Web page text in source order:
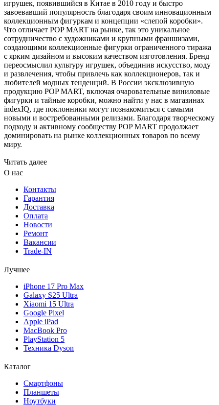
игрушек, появившийся в Китае в 2010 году и быстро
завоевавший популярность благодаря своим инновационным
коллекционным фигуркам и концепции «слепой коробки».
Что отличает POP MART на рынке, так это уникальное
сотрудничество с художниками и крупными франшизами,
создающими коллекционные фигурки ограниченного тиража
с ярким дизайном и высоким качеством изготовления. Бренд
переосмыслил культуру игрушек, объединив искусство, моду
и развлечения, чтобы привлечь как коллекционеров, так и
любителей модных тенденций. В России эксклюзивную
продукцию POP MART, включая очаровательные виниловые
фигурки и тайные коробки, можно найти у нас в магазинах
indexIQ, где поклонники могут познакомиться с самыми
новыми и востребованными релизами. Благодаря творческому
подходу и активному сообществу POP MART продолжает
доминировать на рынке коллекционных товаров по всему
миру.
Читать далее
О нас
Контакты
Гарантия
Доставка
Оплата
Новости
Ремонт
Вакансии
Trade-IN
Лучшее
iPhone 17 Pro Max
Galaxy S25 Ultra
Xiaomi 15 Ultra
Google Pixel
Apple iPad
MacBook Pro
PlayStation 5
Техника Dyson
Каталог
Смартфоны
Планшеты
Ноутбуки